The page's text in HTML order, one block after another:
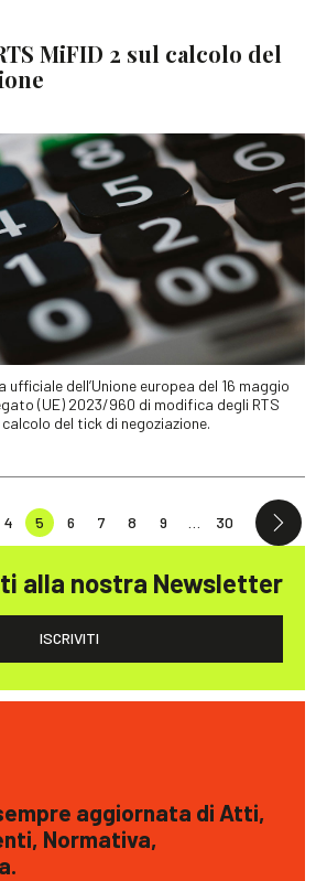
MiFID 2 sul calcolo del
dell’Unione europea del 16 maggio
(UE) 2023/960 di modifica degli RTS
del tick di negoziazione.
4 5 6 7 8 9 … 30
alla nostra Newsletter
ISCRIVITI
aggiornata di Atti,
Normativa,